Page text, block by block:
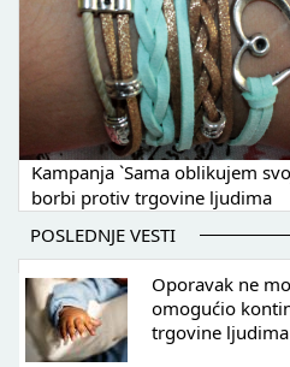
Kampanja `Sama oblikujem
borbi protiv trgovine ljudima
POSLEDNJE VESTI
Oporavak ne
omogućio
trgovine ljudima